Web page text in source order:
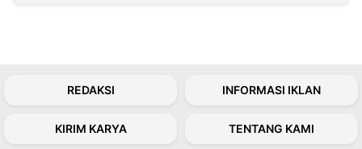
REDAKSI INFORMASI IKLAN
KIRIM KARYA TENTANG KAMI